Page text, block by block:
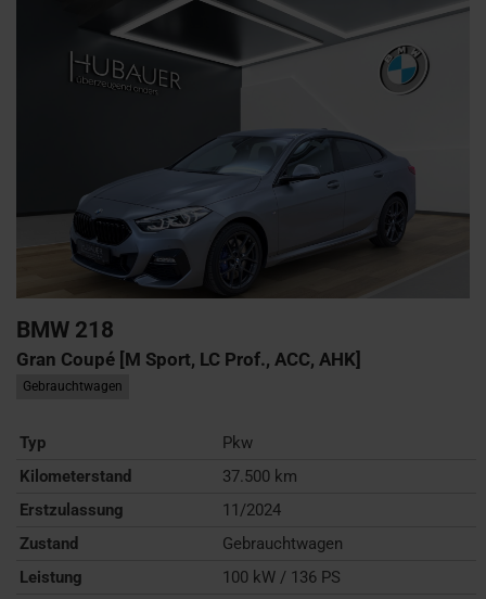
BMW 218
Gran Coupé [M Sport, LC Prof., ACC, AHK]
Gebrauchtwagen
Typ
Pkw
Kilometerstand
37.500 km
Erstzulassung
11/2024
Zustand
Gebrauchtwagen
Leistung
100 kW / 136 PS